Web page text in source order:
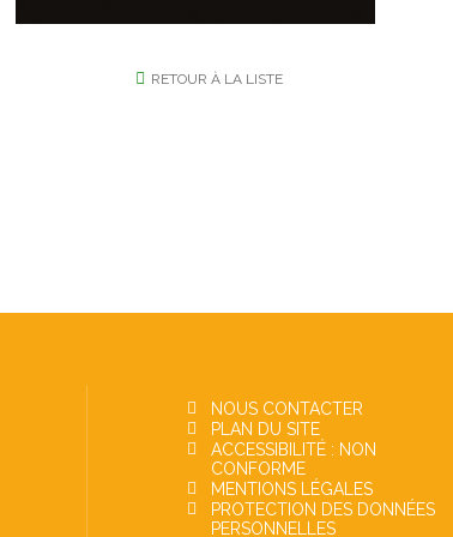
RETOUR À LA LISTE
NOUS CONTACTER
PLAN DU SITE
ACCESSIBILITÉ : NON
CONFORME
MENTIONS LÉGALES
PROTECTION DES DONNÉES
PERSONNELLES